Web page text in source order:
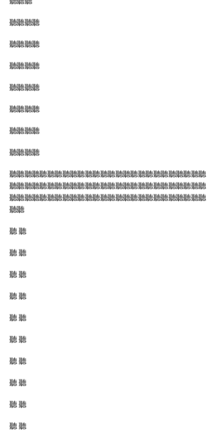
聽聽聽聽
聽聽聽聽
聽聽聽聽
聽聽聽聽
聽聽聽聽
聽聽聽聽
聽聽聽聽
聽聽聽聽聽聽聽聽聽聽聽聽聽聽聽聽聽聽聽聽聽聽聽聽聽聽
聽聽聽聽聽聽聽聽聽聽聽聽聽聽聽聽聽聽聽聽聽聽聽聽聽聽
聽聽聽聽聽聽聽聽聽聽聽聽聽聽聽聽聽聽聽聽聽聽聽聽聽聽
聽聽
聽 聽
聽 聽
聽 聽
聽 聽
聽 聽
聽 聽
聽 聽
聽 聽
聽 聽
聽 聽